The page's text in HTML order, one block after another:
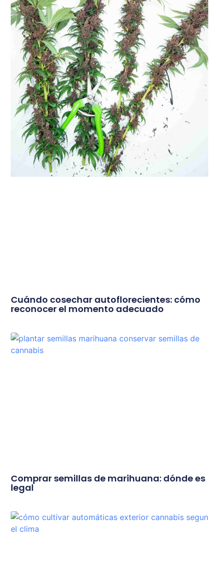
Cuándo cosechar autoflorecientes: cómo
reconocer el momento adecuado
Comprar semillas de marihuana: dónde es
legal